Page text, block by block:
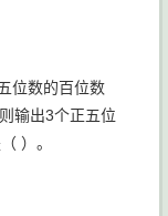
位数的百位数
输出3个正五位
）。